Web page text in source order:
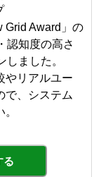
Grid Award」の
認知度の高さ
ました。
やリアルユー
で、システム
る